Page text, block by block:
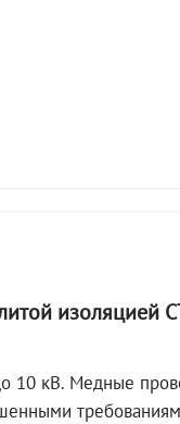
изоляцией
10 кВ. Медные